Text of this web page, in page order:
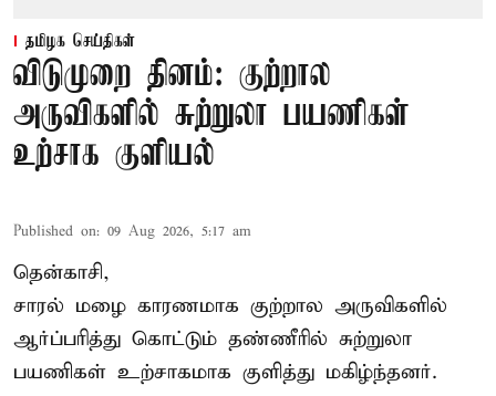
தமிழக செய்திகள்
விடுமுறை தினம்: குற்றால
அருவிகளில் சுற்றுலா பயணிகள்
உற்சாக குளியல்
Published on: 09 Aug 2026, 5:17 am
தென்காசி,
சாரல் மழை காரணமாக குற்றால அருவிகளில்
ஆர்ப்பரித்து கொட்டும் தண்ணீரில் சுற்றுலா
பயணிகள் உற்சாகமாக குளித்து மகிழ்ந்தனர்.